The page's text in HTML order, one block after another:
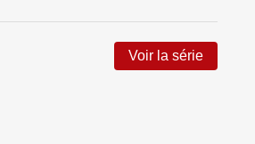
Voir la série